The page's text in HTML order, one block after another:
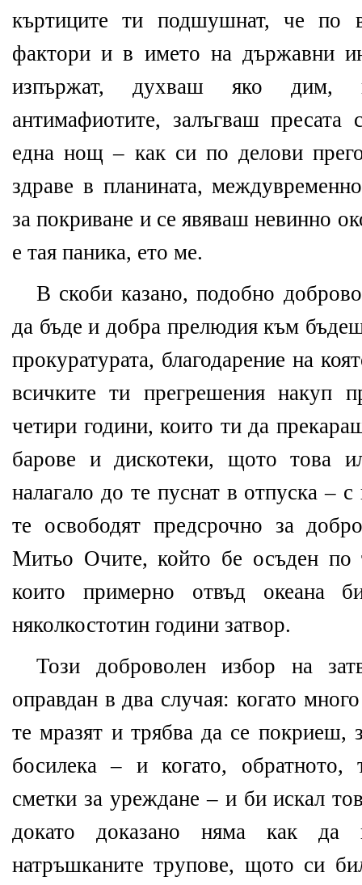
къртиците ти подшушнат, че по
фактори и в името на държавни
изпържат, духваш яко дим,
антимафиотите, залъгваш
една нощ – как си по делови
здраве в планината,
за покриване и се явяваш невинно
е тая паника, ето ме.
В скоби казано, подобно
да бъде и добра прелюдия към
прокуратурата, благодарение на
всичките ти прегрешения накуп
четири години, които ти да
барове и дискотеки, щото това
налагало до те пуснат в отпуска – с
те освободят предсрочно за
Митьо Очите, който бе осъден по
които примерно отвъд океана
няколкостотин години затвор.
Този доброволен избор на
оправдан в два случая: когато
те мразят и трябва да се
босилека – и когато,
сметки за уреждане – и би искал
докато доказано няма как
натръшканите трупове, щото си